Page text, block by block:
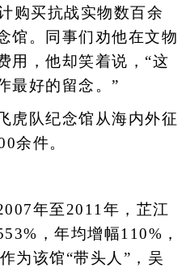
购买抗战实物数百余
馆。同事们劝他在文物
用，他却笑着说，“这
最好的留念。”
虎队纪念馆从海内外征
余件。
年至2011年，芷江
，年均增幅110%，
为该馆“带头人”，吴